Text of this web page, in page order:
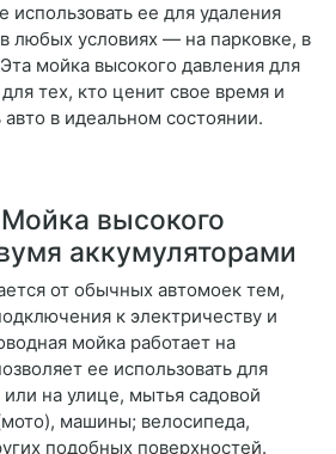
ее для удаления
в любых условиях — на парковке, в
мойка высокого давления для
тех, кто ценит свое время и
в идеальном состоянии.
высокого
аккумуляторами
от обычных автомоек тем,
к электричеству и
мойка работает на
ее использовать для
на улице, мытья садовой
машины; велосипеда,
подобных поверхностей.